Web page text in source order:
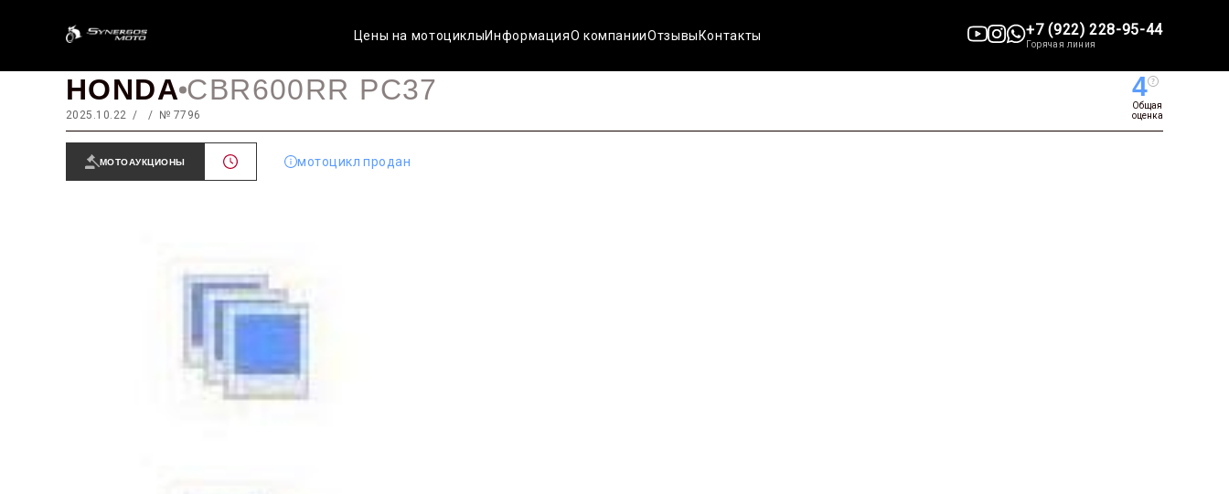
Цены на мотоциклыИнформацияО компанииОтзывы Контакты +7 (922) 228-95-44
Горячая линия
HONDA CBR600RR PC37
2025.10.22 № 7796
4
Общая
оценка
МОТОАУКЦИОНЫ мотоцикл продан